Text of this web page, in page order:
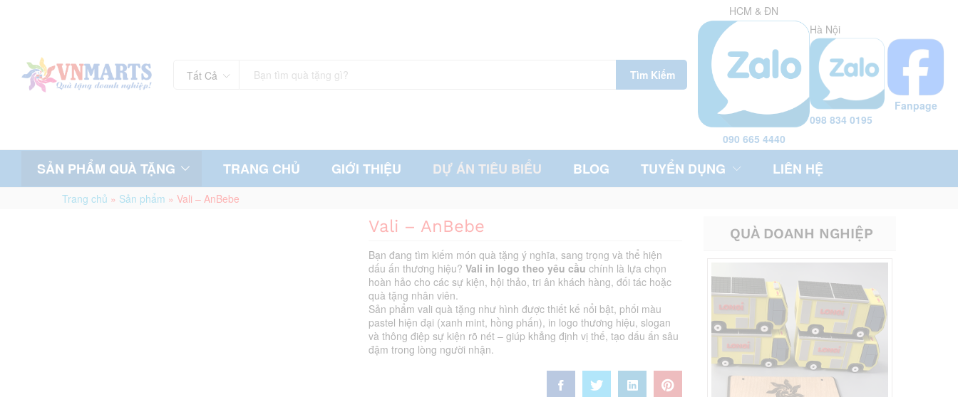
Tất Cả Tìm Kiếm
HCM & ĐN
090 665 4440
Hà Nội
098 834 0195
Fanpage
SẢN PHẨM QUÀ TẶNG TRANG CHỦ GIỚI THIỆU DỰ ÁN TIÊU BIỂU BLOG TUYỂN DỤNG LIÊN HỆ
Trang chủ » Sản phẩm » Vali – AnBebe
Vali – AnBebe
Bạn đang tìm kiếm món quà tặng ý nghĩa, sang trọng và thể hiện
dấu ấn thương hiệu?Vali in logo theo yêu cầu chính là lựa chọn
hoàn hảo cho các sự kiện, hội thảo, tri ân khách hàng, đối tác hoặc
quà tặng nhân viên.
Sản phẩm vali quà tặng như hình được thiết kế nổi bật, phối màu
pastel hiện đại (xanh mint, hồng phấn), in logo thương hiệu, slogan
và thông điệp sự kiện rõ nét – giúp khẳng định vị thế, tạo dấu ấn sâu
đậm trong lòng người nhận.
QUÀ DOANH NGHIỆP